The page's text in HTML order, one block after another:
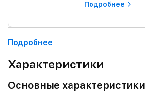
Подробнее
Подробнее
Характеристики
Основные характеристики